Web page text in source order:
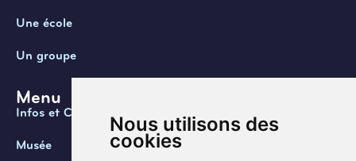
Nous utilisons des
cookies
Une école
Un groupe
Menu
Infos et Contact
Musée